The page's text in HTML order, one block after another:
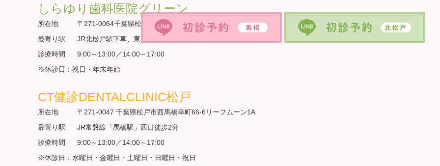
しらゆり歯科医院グリーン
所在地
〒271-0064千葉県松戸市上本郷904-1
最寄り駅
JR北松戸駅下車、東口徒歩１分
診療時間
9:00～13:00／14:00～17:00
※休診日：祝日・年末年始
CT健診DENTALCLINIC松戸
所在地
〒271-0047 千葉県松戸市西馬橋幸町66-6リーフムーン1A
最寄り駅
JR常磐線「馬橋駅」西口徒歩2分
診療時間
9:00～13:00／14:00～17:00
※休診日：水曜日・金曜日・土曜日・日曜日・祝日